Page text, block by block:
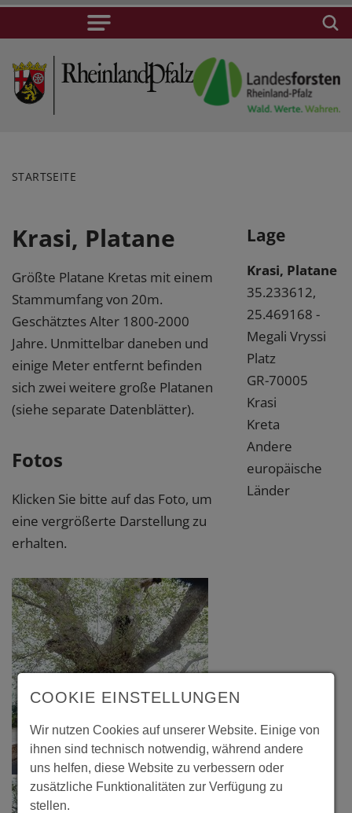
STARTSEITE
Krasi, Platane
Größte Platane Kretas mit einem
Stammumfang von 20m.
Geschätztes Alter 1800-2000
Jahre. Unmittelbar daneben und
einige Meter entfernt befinden
sich zwei weitere große Platanen
(siehe separate Datenblätter).
Fotos
Klicken Sie bitte auf das Foto, um
eine vergrößerte Darstellung zu
erhalten.
Lage
Krasi, Platane
35.233612,
25.469168 -
Megali Vryssi
Platz
GR-70005
Krasi
Kreta
Andere
europäische
Länder
COOKIE EINSTELLUNGEN
Wir nutzen Cookies auf unserer Website. Einige von
ihnen sind technisch notwendig, während andere
uns helfen, diese Website zu verbessern oder
zusätzliche Funktionalitäten zur Verfügung zu
stellen.